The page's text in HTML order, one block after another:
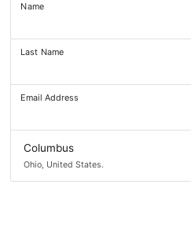
Name
Last Name
Email Address
Columbus
Ohio, United States.